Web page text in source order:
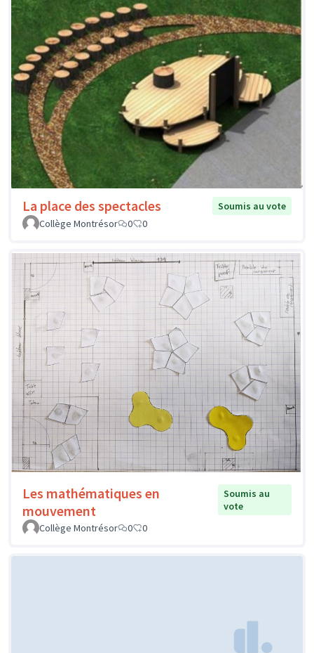
La place des spectacles
Soumis au vote
Collège Montrésor
0 0
Les mathématiques en
mouvement
Soumis au
vote
Collège Montrésor
0 0